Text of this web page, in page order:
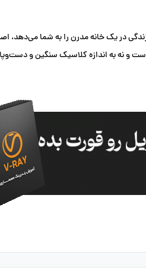
در یک خانه مدرن را به شما می‌دهد،
و نه به اندازه کلاسیک سنگین و